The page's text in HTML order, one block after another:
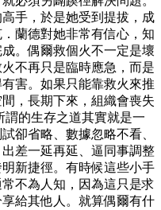
手，於是她受到提拔，成
蘭德對她非常有信心，知
。偶爾救個火不一定是壞
不再只是臨時應急，而是
害。如果只能靠救火來推
，長期下來，組織會喪失
謂的生存之道其實就是一
卻省略、數據忽略不看、
差一延再延、逼同事調整
新捷徑。有時候這些小手
不為人知，因為這只是求
給其他人。就算偶爾有什